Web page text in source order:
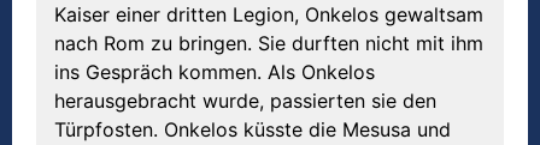
Kaiser einer dritten Legion, Onkelos gewaltsam
nach Rom zu bringen. Sie durften nicht mit ihm
ins Gespräch kommen. Als Onkelos
herausgebracht wurde, passierten sie den
Türpfosten. Onkelos küsste die Mesusa und